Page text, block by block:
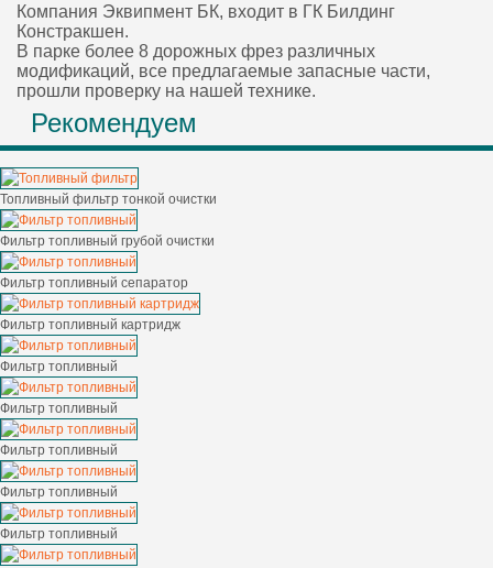
Компания Эквипмент БК, входит в ГК Билдинг
Констракшен.
В парке более 8 дорожных фрез различных
модификаций, все предлагаемые запасные части,
прошли проверку на нашей технике.
Рекомендуем
Топливный фильтр тонкой очистки
Фильтр топливный грубой очистки
Фильтр топливный сепаратор
Фильтр топливный картридж
Фильтр топливный
Фильтр топливный
Фильтр топливный
Фильтр топливный
Фильтр топливный